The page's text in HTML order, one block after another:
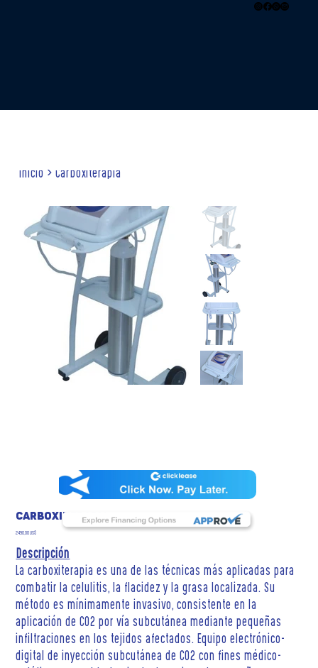
Inicio > Carboxiterapia
Carboxiterapia
Precio
2490,00 US$
Descripción
La carboxiterapia es una de las técnicas más aplicadas para
combatir la celulitis, la flacidez y la grasa localizada. Su
método es mínimamente invasivo, consistente en la
aplicación de CO2 por vía subcutánea mediante pequeñas
infiltraciones en los tejidos afectados. Equipo electrónico-
digital de inyección subcutánea de CO2 con fines médico-